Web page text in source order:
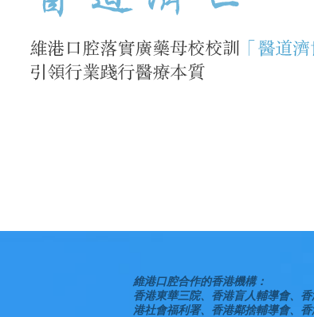
維港口腔合作的香港機構：
香港東華三院、香港盲人輔導會、
港社會福利署、香港鄰捨輔導會、